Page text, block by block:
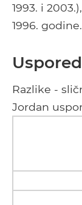
1993. i
1996. godine.
Razlike -
Jordan